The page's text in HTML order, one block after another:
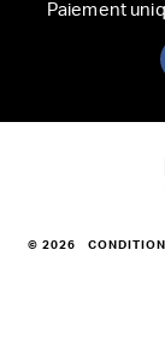
Paiement
© 2026